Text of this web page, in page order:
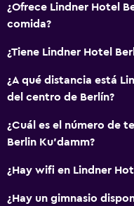
¿Ofrece Lindner Hotel
comida?
¿Tiene Lindner Hotel
¿A qué distancia está
del centro de Berlín?
¿Cuál es el número de
Berlin Ku'damm?
¿Hay wifi en Lindner
¿Hay un gimnasio